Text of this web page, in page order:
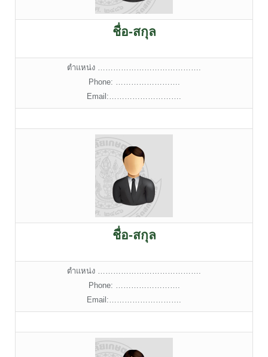
ชื่อ-สกุล
ตำแหน่ง ………………………………….
Phone: …………………….
Email:……………………….
ชื่อ-สกุล
ตำแหน่ง ………………………………….
Phone: …………………….
Email:……………………….